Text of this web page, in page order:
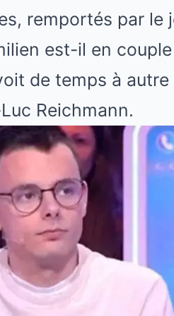
remportés par le
est-il en
de temps à
Reichmann.